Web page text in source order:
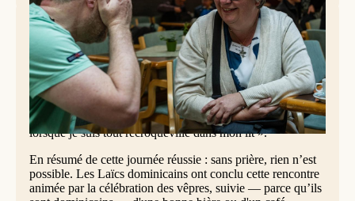
Sans prière, rien n’est possible
La pratique personnelle de la prière s’est révélée très variée
parmi les participants. De la méditation silencieuse — «
presque comme le ferait un bouddhiste » — à la récitation
du rosaire trois fois par jour, de la célébration de
l’eucharistie en communauté ou de la prière des heures
suivie en ligne, jusqu’à une ultime prière de gratitude «
lorsque je suis tout recroquevillé dans mon lit ».
En résumé de cette journée réussie : sans prière, rien n’est
possible. Les Laïcs dominicains ont conclu cette rencontre
animée par la célébration des vêpres, suivie — parce qu’ils